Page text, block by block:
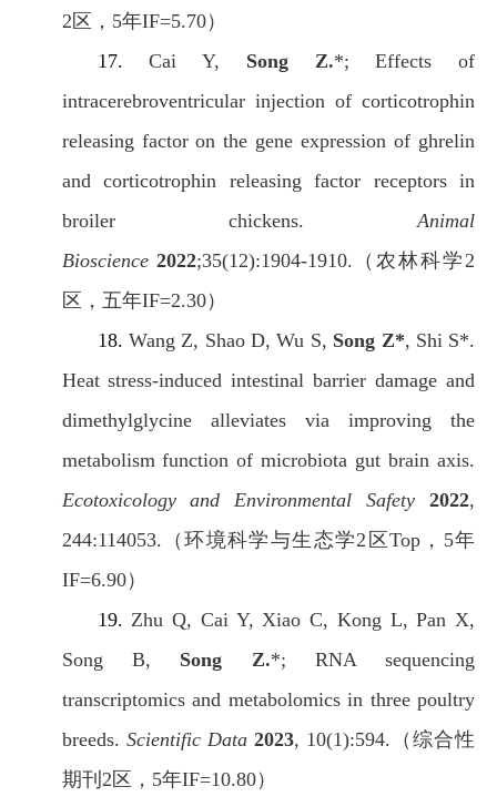
2 区， 5年IF=5.70）
17.Cai Y, Song Z.*; Effects of
intracerebroventricular injection of corticotrophin
releasing factor on the gene expression of ghrelin
and corticotrophin releasing factor receptors in
broiler chickens.Animal
Bioscience 2022;35(12):1904-1910. （农林科学2
区，五年IF=2.30）
18. Wang Z, Shao D, Wu S, Song Z*, Shi S*.
Heat stress-induced intestinal barrier damage and
dimethylglycine alleviates via improving the
metabolism function of microbiota gut brain axis.
Ecotoxicology and Environmental Safety
2022,
244:114053. （环境科学与生态学2 区Top ， 5年
IF=6.90）
19.Zhu Q, Cai Y, Xiao C, Kong L, Pan X,
Song B, Song Z.*; RNA sequencing
transcriptomics and metabolomics in three poultry
breeds. Scientific Data 2023, 10(1):594. （综合性
期刊 2 区， 5年IF=10.80）